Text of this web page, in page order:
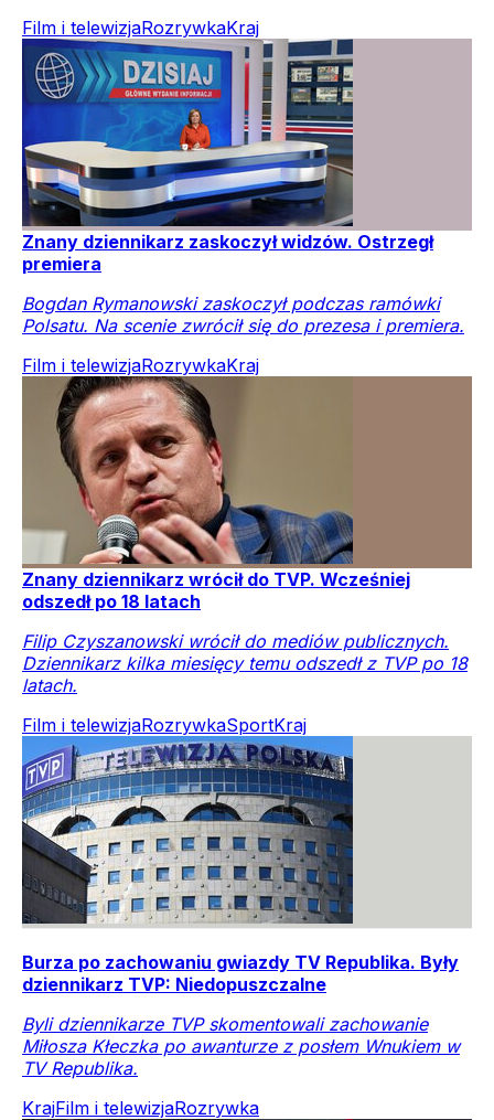
Film i telewizjaRozrywkaKraj
Znany dziennikarz zaskoczył widzów. Ostrzegł
premiera
Bogdan Rymanowski zaskoczył podczas ramówki
Polsatu. Na scenie zwrócił się do prezesa i premiera.
Film i telewizjaRozrywkaKraj
Znany dziennikarz wrócił do TVP. Wcześniej
odszedł po 18 latach
Filip Czyszanowski wrócił do mediów publicznych.
Dziennikarz kilka miesięcy temu odszedł z TVP po 18
latach.
Film i telewizjaRozrywkaSportKraj
Burza po zachowaniu gwiazdy TV Republika. Były
dziennikarz TVP: Niedopuszczalne
Byli dziennikarze TVP skomentowali zachowanie
Miłosza Kłeczka po awanturze z posłem Wnukiem w
TV Republika.
KrajFilm i telewizjaRozrywka